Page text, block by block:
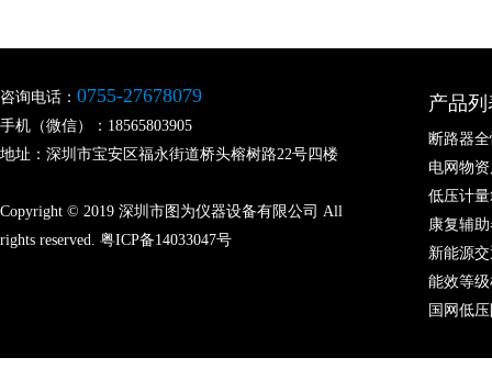
咨询电话： 0755-27678079
手机（微信）：18565803905
地址：深圳市宝安区福永街道桥头榕树路22号四楼
Copyright © 2019 深圳市图为仪器设备有限公司 All
rights reserved. 粤ICP备14033047号
产品列
断路器
电网物
低压计
康复辅
新能源
能效等
国网低